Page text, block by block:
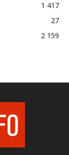
1 417
27
2 159